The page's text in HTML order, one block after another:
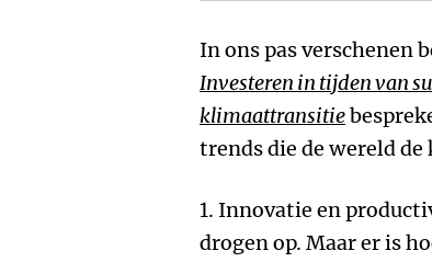
In ons pas verschenen
Investeren in tijden van
klimaattransitie
trends die de wereld
1. Innovatie en
drogen op. Maar er is